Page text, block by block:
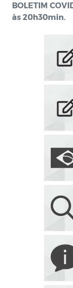
BOLETIM
às 20h30min.